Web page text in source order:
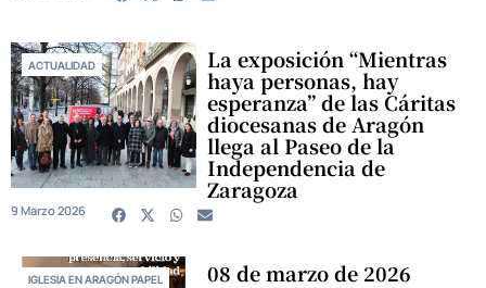
ACTUALIDAD La exposición “Mientras
haya personas, hay
esperanza” de las Cáritas
diocesanas de Aragón
llega al Paseo de la
Independencia de
Zaragoza
9 Marzo 2026
IGLESIA EN ARAGÓN PAPEL 08 de marzo de 2026